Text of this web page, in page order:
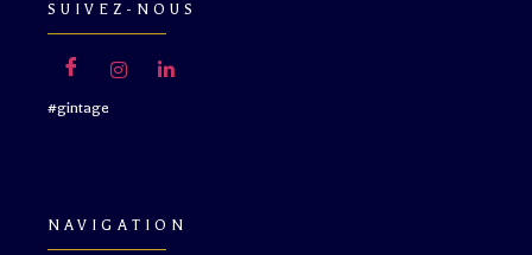
SUIVEZ-NOUS
#gintage
NAVIGATION